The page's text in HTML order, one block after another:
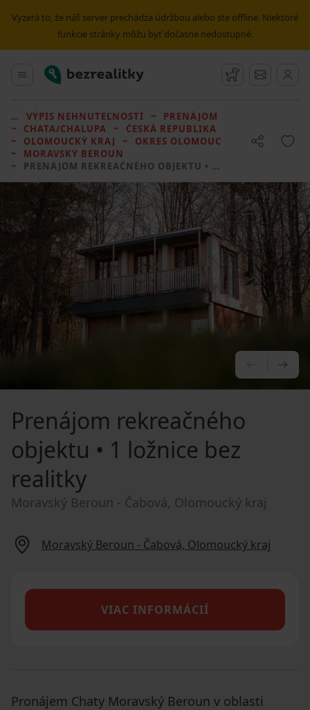
Vyzerá to, že náš server prechádza údržbou alebo ste offline. Niektoré
funkcie stránky môžu byť dočasne nedostupné.
Hlavné menu
Bezrealitky Strážny pes
Správy
VÝPIS NEHNUTEĽNOSTÍ
PRENÁJOM
CHATA/CHALUPA
ČESKÁ REPUBLIKA
OLOMOUCKÝ KRAJ
OKRES OLOMOUC
MORAVSKÝ BEROUN
PRENÁJOM REKREAČNÉHO OBJEKTU • 1 LOŽNICE BEZ REALITKY
Prenájom rekreačného
objektu • 1 ložnice bez
realitky
Moravský Beroun - Čabová, Olomoucký kraj
Moravský Beroun - Čabová, Olomoucký kraj
VIAC INFORMÁCIÍ
Pronájem Chaty Moravský Beroun v oblasti